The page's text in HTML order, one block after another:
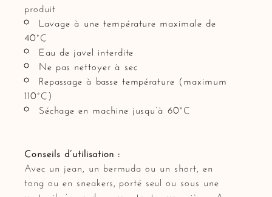
produit
Lavage à une température maximale de
40°C
Eau de javel interdite
Ne pas nettoyer à sec
Repassage à basse température (maximum
110°C)
Séchage en machine jusqu’à 60°C
Conseils d’utilisation :
Avec un jean, un bermuda ou un short, en
tong ou en sneakers, porté seul ou sous une